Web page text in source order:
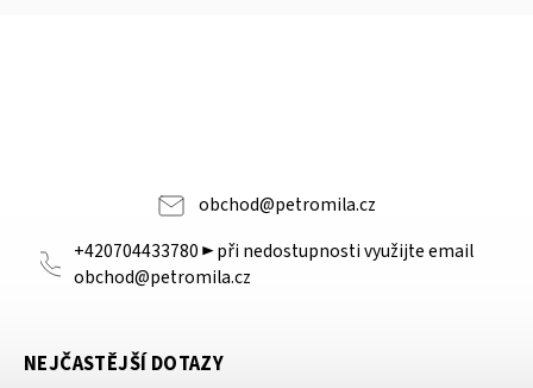
obchod@petromila.cz
+420704433780 ► při nedostupnosti využijte email
obchod@petromila.cz
NEJČASTĚJŠÍ DOTAZY